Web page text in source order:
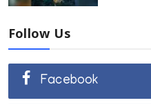
Follow Us
Facebook